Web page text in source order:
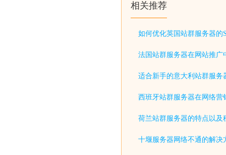
相关推荐
如何优化英国站群服务器的
法国站群服务器在网站推广
适合新手的意大利站群服务
西班牙站群服务器在网络营
荷兰站群服务器的特点以及
十堰服务器网络不通的解决